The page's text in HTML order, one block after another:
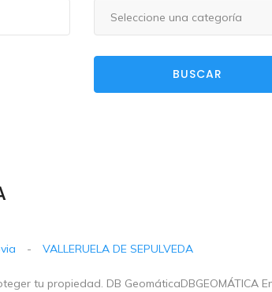
Seleccione una categoría
BUSCAR
- VALLERUELA DE SEPULVEDA
tu propiedad. DB GeomáticaDBGEOMÁTICA